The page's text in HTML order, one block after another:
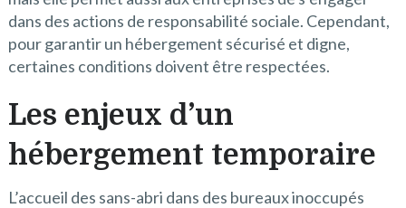
dans des actions de responsabilité sociale. Cependant,
pour garantir un hébergement sécurisé et digne,
certaines conditions doivent être respectées.
Les enjeux d’un
hébergement temporaire
L’accueil des sans-abri dans des bureaux inoccupés